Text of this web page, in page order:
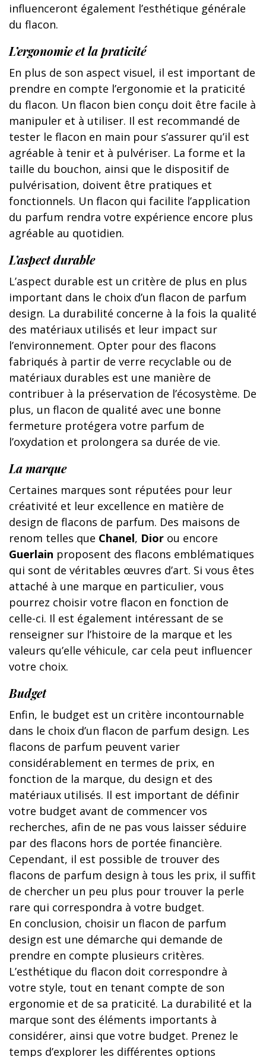
influenceront également l’esthétique générale
du flacon.
L’ergonomie et la praticité
En plus de son aspect visuel, il est important de
prendre en compte l’ergonomie et la praticité
du flacon. Un flacon bien conçu doit être facile à
manipuler et à utiliser. Il est recommandé de
tester le flacon en main pour s’assurer qu’il est
agréable à tenir et à pulvériser. La forme et la
taille du bouchon, ainsi que le dispositif de
pulvérisation, doivent être pratiques et
fonctionnels. Un flacon qui facilite l’application
du parfum rendra votre expérience encore plus
agréable au quotidien.
L’aspect durable
L’aspect durable est un critère de plus en plus
important dans le choix d’un flacon de parfum
design. La durabilité concerne à la fois la qualité
des matériaux utilisés et leur impact sur
l’environnement. Opter pour des flacons
fabriqués à partir de verre recyclable ou de
matériaux durables est une manière de
contribuer à la préservation de l’écosystème. De
plus, un flacon de qualité avec une bonne
fermeture protégera votre parfum de
l’oxydation et prolongera sa durée de vie.
La marque
Certaines marques sont réputées pour leur
créativité et leur excellence en matière de
design de flacons de parfum. Des maisons de
renom telles que Chanel, Dior ou encore
Guerlain proposent des flacons emblématiques
qui sont de véritables œuvres d’art. Si vous êtes
attaché à une marque en particulier, vous
pourrez choisir votre flacon en fonction de
celle-ci. Il est également intéressant de se
renseigner sur l’histoire de la marque et les
valeurs qu’elle véhicule, car cela peut influencer
votre choix.
Budget
Enfin, le budget est un critère incontournable
dans le choix d’un flacon de parfum design. Les
flacons de parfum peuvent varier
considérablement en termes de prix, en
fonction de la marque, du design et des
matériaux utilisés. Il est important de définir
votre budget avant de commencer vos
recherches, afin de ne pas vous laisser séduire
par des flacons hors de portée financière.
Cependant, il est possible de trouver des
flacons de parfum design à tous les prix, il suffit
de chercher un peu plus pour trouver la perle
rare qui correspondra à votre budget.
En conclusion, choisir un flacon de parfum
design est une démarche qui demande de
prendre en compte plusieurs critères.
L’esthétique du flacon doit correspondre à
votre style, tout en tenant compte de son
ergonomie et de sa praticité. La durabilité et la
marque sont des éléments importants à
considérer, ainsi que votre budget. Prenez le
temps d’explorer les différentes options